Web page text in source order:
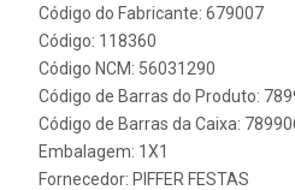
Código do Fabricante: 679007
Código: 118360
Código NCM: 56031290
Código de Barras do Produto:
Código de Barras da Caixa:
Embalagem: 1X1
Fornecedor: PIFFER FESTAS